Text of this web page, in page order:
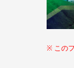
この